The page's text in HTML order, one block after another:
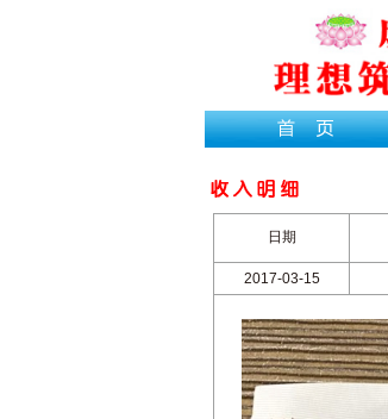
日期
2017-03-15